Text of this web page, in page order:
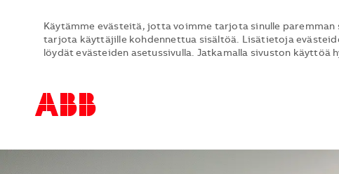
Käytämme evästeitä, jotta voimme tarjota sinulle
tarjota käyttäjille kohdennettua sisältöä. Lisätietoja
löydät evästeiden asetussivulla. Jatkamalla sivuston käyttöä